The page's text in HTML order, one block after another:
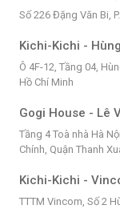
Số 226 Đặng Văn Bi,
Kichi-Kichi -
Ô 4F-12, Tầng 04,
Hồ Chí Minh
Gogi House - Lê
Tầng 4 Toà nhà Hà
Chính, Quận Thanh
Kichi-Kichi -
TTTM Vincom, Số 2